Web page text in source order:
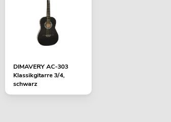
DIMAVERY AC-303
Klassikgitarre 3/4,
schwarz